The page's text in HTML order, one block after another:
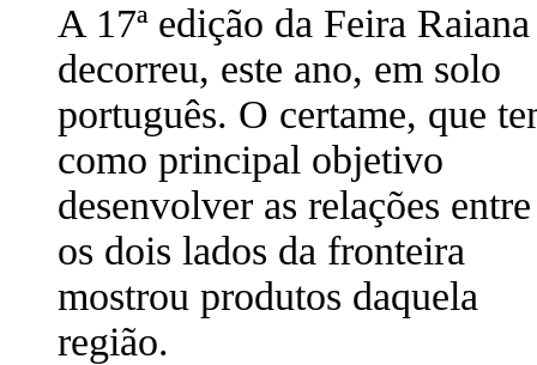
A 17ª edição da Feira Raiana
decorreu, este ano, em solo
português. O certame, que
como principal objetivo
desenvolver as relações entre
os dois lados da fronteira
mostrou produtos daquela
região.